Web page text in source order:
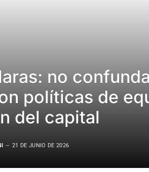
no
políticas de
del capital
21 DE JUNIO DE 2026